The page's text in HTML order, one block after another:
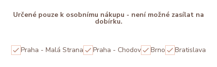
Určené pouze k osobnímu nákupu - není možné zasílat na
dobírku.
Praha - Malá Strana Praha - Chodov Brno Bratislava